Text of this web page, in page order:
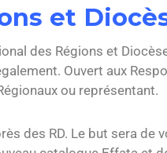
et
des Régions et
Ouvert aux
ou représentant.
des RD. Le but sera de